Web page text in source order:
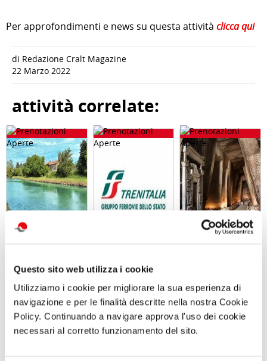
Questo sito web utilizza i cookie
Utilizziamo i cookie per migliorare la sua esperienza di
navigazione e per le finalità descritte nella nostra Cookie
Policy. Continuando a navigare approva l'uso dei cookie
necessari al corretto funzionamento del sito.
Per approfondimenti e news su questa attività clicca qui
di Redazione Cralt Magazine
22 Marzo 2022
attività correlate:
– Naviglio del
Brenta - Sabato
12 Settembre
2026 - Località
Dolo (VE)
Trenitalia
Fontanelle e
Materdei,
Sabato 26
Settembre